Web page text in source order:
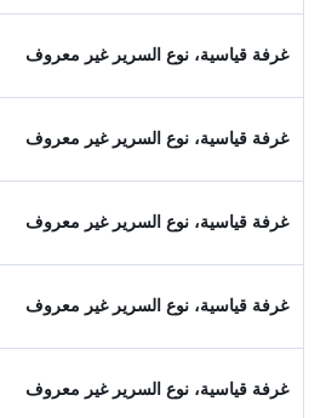
غرفة قياسية، نوع السرير غير معروف
غرفة قياسية، نوع السرير غير معروف
غرفة قياسية، نوع السرير غير معروف
غرفة قياسية، نوع السرير غير معروف
غرفة قياسية، نوع السرير غير معروف